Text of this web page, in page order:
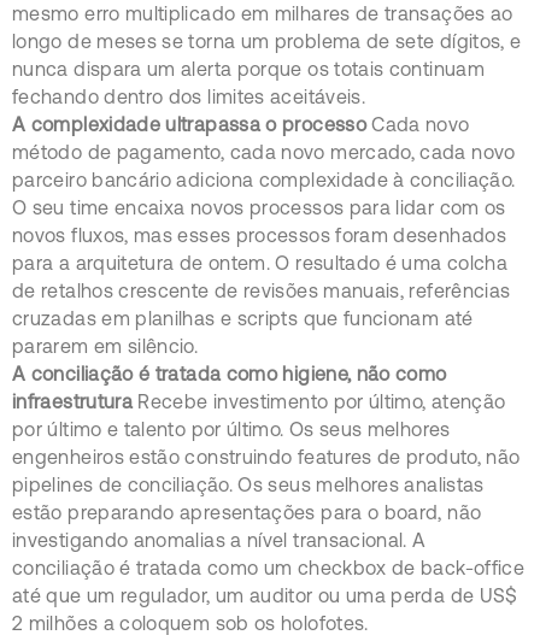
mesmo erro multiplicado em milhares de transações ao
longo de meses se torna um problema de sete dígitos, e
nunca dispara um alerta porque os totais continuam
fechando dentro dos limites aceitáveis.
A complexidade ultrapassa o processoCada novo
método de pagamento, cada novo mercado, cada novo
parceiro bancário adiciona complexidade à conciliação.
O seu time encaixa novos processos para lidar com os
novos fluxos, mas esses processos foram desenhados
para a arquitetura de ontem. O resultado é uma colcha
de retalhos crescente de revisões manuais, referências
cruzadas em planilhas e scripts que funcionam até
pararem em silêncio.
A conciliação é tratada como higiene, não como
infraestrutura Recebe investimento por último, atenção
por último e talento por último. Os seus melhores
engenheiros estão construindo features de produto, não
pipelines de conciliação. Os seus melhores analistas
estão preparando apresentações para o board, não
investigando anomalias a nível transacional. A
conciliação é tratada como um checkbox de back-office
até que um regulador, um auditor ou uma perda de US$
2 milhões a coloquem sob os holofotes.